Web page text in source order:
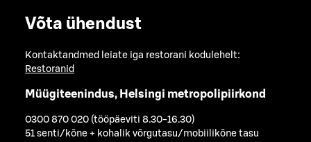
Võta ühendust
Kontaktandmed leiate iga restorani kodulehelt:
Restoranid
Müügiteenindus, Helsingi metropolipiirkond
0300 870 020 (tööpäeviti 8.30-16.30)
51 senti/kõne + kohalik võrgutasu/mobiilikõne tasu